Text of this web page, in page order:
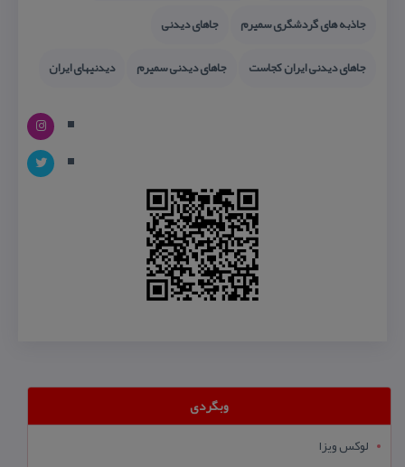
جاذبه های گردشگری سمیرم
جاهای دیدنی
جاهای دیدنی ایران كجاست
جاهای دیدنی سمیرم دیدنیهای ایران
وبگردی
لوکس ویزا